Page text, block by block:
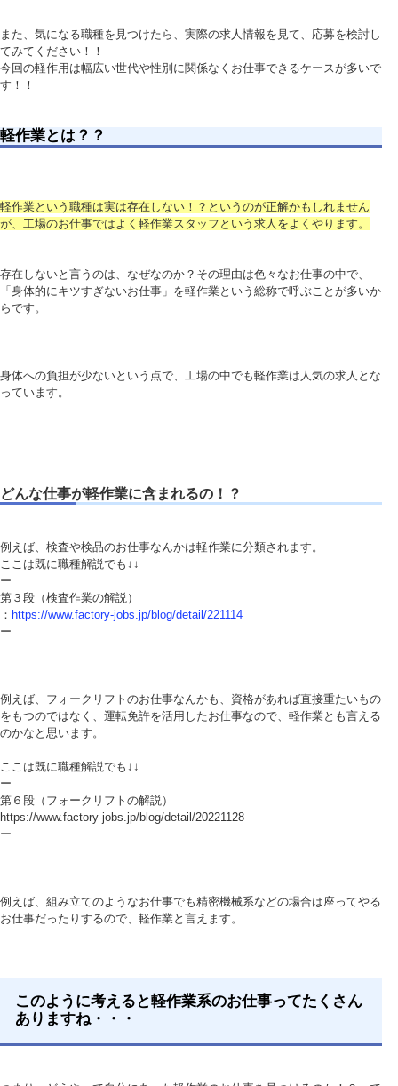
また、気になる職種を見つけたら、実際の求人情報を見て、応募を検討し
てみてください！！
今回の軽作用は幅広い世代や性別に関係なくお仕事できるケースが多いで
す！！
軽作業とは？？
軽作業という職種は実は存在しない！？というのが正解かもしれません
が、工場のお仕事ではよく軽作業スタッフという求人をよくやります。
存在しないと言うのは、なぜなのか？その理由は色々なお仕事の中で、
「身体的にキツすぎないお仕事」を軽作業という総称で呼ぶことが多いか
らです。
身体への負担が少ないという点で、工場の中でも軽作業は人気の求人とな
っています。
どんな仕事が軽作業に含まれるの！？
例えば、検査や検品のお仕事なんかは軽作業に分類されます。
ここは既に職種解説でも↓↓
ー
第３段（検査作業の解説）
： https://www.factory-jobs.jp/blog/detail/221114
ー
例えば、フォークリフトのお仕事なんかも、資格があれば直接重たいもの
をもつのではなく、運転免許を活用したお仕事なので、軽作業とも言える
のかなと思います。
ここは既に職種解説でも↓↓
ー
第６段（フォークリフトの解説）
https://www.factory-jobs.jp/blog/detail/20221128
ー
例えば、組み立てのようなお仕事でも精密機械系などの場合は座ってやる
お仕事だったりするので、軽作業と言えます。
このように考えると軽作業系のお仕事ってたくさん
ありますね・・・